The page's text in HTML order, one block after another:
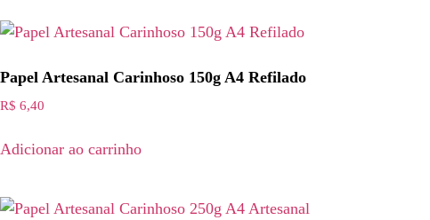
Papel Artesanal Carinhoso 150g A4 Refilado
R$ 6,40
Adicionar ao carrinho